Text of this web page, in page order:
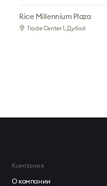
Rice Millennium Plaza
Trade Center 1, Дубай
Компания
О компании